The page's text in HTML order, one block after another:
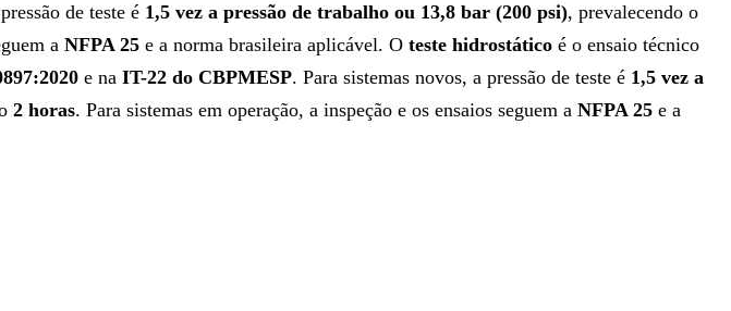
de teste é 1,5 vez a pressão de trabalho ou 13,8 bar (200 psi), prevalecendo o
a NFPA 25 e a norma brasileira aplicável. O teste hidrostático é o ensaio técnico
e na IT-22 do CBPMESP. Para sistemas novos, a pressão de teste é 1,5 vez a
2 horas. Para sistemas em operação, a inspeção e os ensaios seguem a NFPA 25 e a